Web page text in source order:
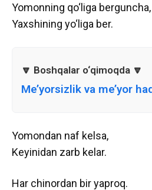
Yomonning qo‘liga berguncha,
Yaxshining yo‘liga ber.
Me’yorsizlik va me’yor
Yomondan naf kelsa,
Keyinidan zarb kelar.
Har chinordan bir yaproq.